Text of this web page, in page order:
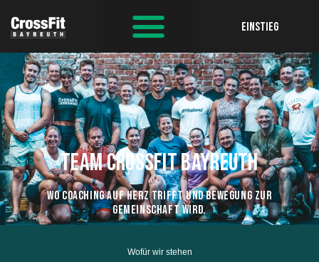
EINSTIEG
TEAM CROSSFIT BAYREUTH
WO COACHING AUF HERZ TRIFFT UND BEWEGUNG ZUR
GEMEINSCHAFT WIRD.
Wofür wir stehen